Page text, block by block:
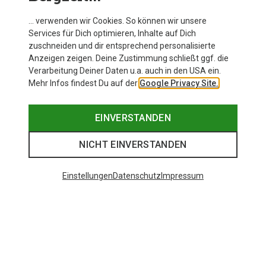
… verwenden wir Cookies. So können wir unsere
Services für Dich optimieren, Inhalte auf Dich
zuschneiden und dir entsprechend personalisierte
Anzeigen zeigen. Deine Zustimmung schließt ggf. die
Verarbeitung Deiner Daten u.a. auch in den USA ein.
Mehr Infos findest Du auf der Google Privacy Site.
EINVERSTANDEN
NICHT EINVERSTANDEN
EinstellungenDatenschutz Impressum